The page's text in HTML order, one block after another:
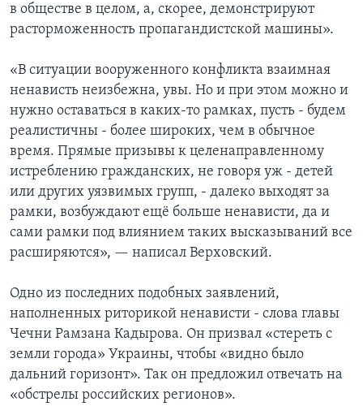
в обществе в целом, а, скорее, демонстрируют
расторможенность пропагандистской машины».
«В ситуации вооруженного конфликта взаимная
ненависть неизбежна, увы. Но и при этом можно и
нужно оставаться в каких-то рамках, пусть - будем
реалистичны - более широких, чем в обычное
время. Прямые призывы к целенаправленному
истреблению гражданских, не говоря уж - детей
или других уязвимых групп, - далеко выходят за
рамки, возбуждают ещё больше ненависти, да и
сами рамки под влиянием таких высказываний все
расширяются», — написал Верховский.
Одно из последних подобных заявлений,
наполненных риторикой ненависти - слова главы
Чечни Рамзана Кадырова. Он призвал «стереть с
земли города» Украины, чтобы «видно было
дальний горизонт». Так он предложил отвечать на
«обстрелы российских регионов».